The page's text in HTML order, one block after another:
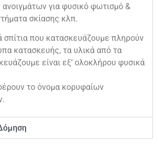
ανοιγμάτων για φυσικό φωτισμό &
σκίασης κλπ.
σπίτια που κατασκευάζουμε πληρούν
κατασκευής, τα υλικά από τα
είναι εξ’ ολοκλήρου φυσικά
το όνομα κορυφαίων